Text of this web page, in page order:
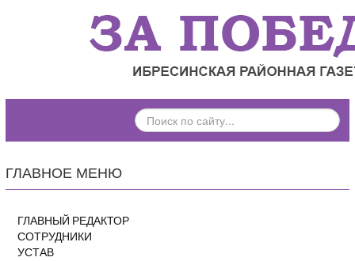
ПОИСК
ПО
ГЛАВНОЕ МЕНЮ
ГЛАВНЫЙ РЕДАКТОР
СОТРУДНИКИ
УСТАВ